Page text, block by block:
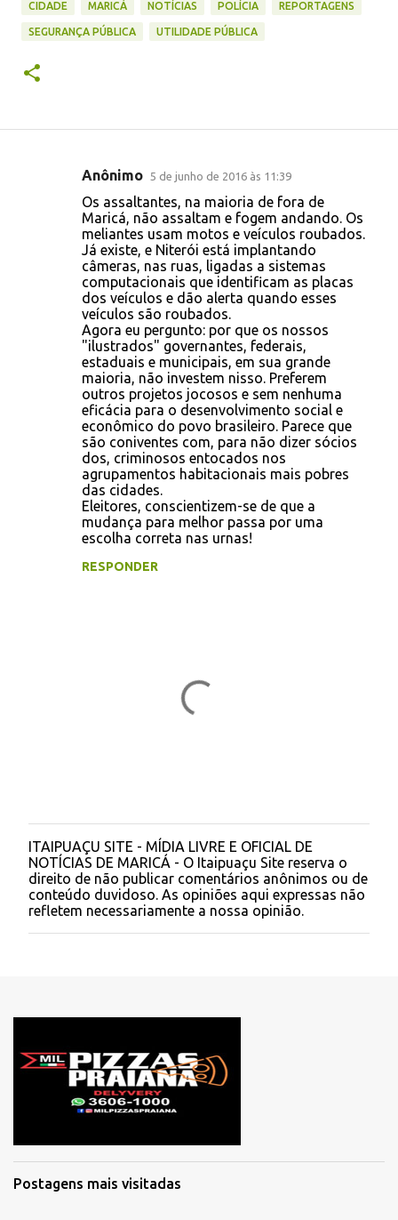
CIDADE MARICÁ NOTÍCIAS POLÍCIA REPORTAGENS
SEGURANÇA PÚBLICA UTILIDADE PÚBLICA
Anônimo 5 de junho de 2016 às 11:39
Os assaltantes, na maioria de fora de
Maricá, não assaltam e fogem andando. Os
meliantes usam motos e veículos roubados.
Já existe, e Niterói está implantando
câmeras, nas ruas, ligadas a sistemas
computacionais que identificam as placas
dos veículos e dão alerta quando esses
veículos são roubados.
Agora eu pergunto: por que os nossos
"ilustrados" governantes, federais,
estaduais e municipais, em sua grande
maioria, não investem nisso. Preferem
outros projetos jocosos e sem nenhuma
eficácia para o desenvolvimento social e
econômico do povo brasileiro. Parece que
são coniventes com, para não dizer sócios
dos, criminosos entocados nos
agrupamentos habitacionais mais pobres
das cidades.
Eleitores, conscientizem-se de que a
mudança para melhor passa por uma
escolha correta nas urnas!
RESPONDER
P
o
s
t
a
r
t
ITAIPUAÇU SITE - MÍDIA LIVRE E OFICIAL DE
NOTÍCIAS DE MARICÁ - O Itaipuaçu Site reserva o
direito de não publicar comentários anônimos ou de
conteúdo duvidoso. As opiniões aqui expressas não
refletem necessariamente a nossa opinião.
Postagens mais visitadas